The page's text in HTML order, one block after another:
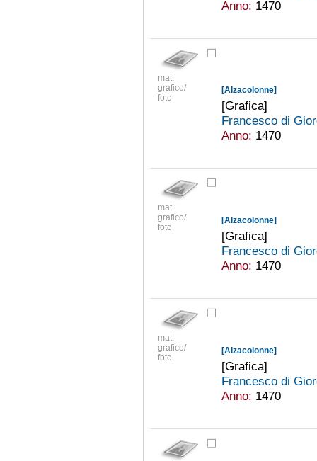
Anno: 1470
mat.
grafico/
foto
[Alzacolonne]
[Grafica]
Francesco di
Anno: 1470
mat.
grafico/
foto
[Alzacolonne]
[Grafica]
Francesco di
Anno: 1470
mat.
grafico/
foto
[Alzacolonne]
[Grafica]
Francesco di
Anno: 1470